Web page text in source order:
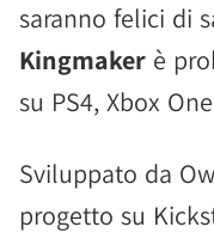
saranno felici di
Kingmaker è
su PS4, Xbox
Sviluppato da
progetto su